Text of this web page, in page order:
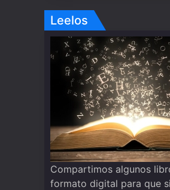
Leelos
Compartimos algunos
formato digital para que